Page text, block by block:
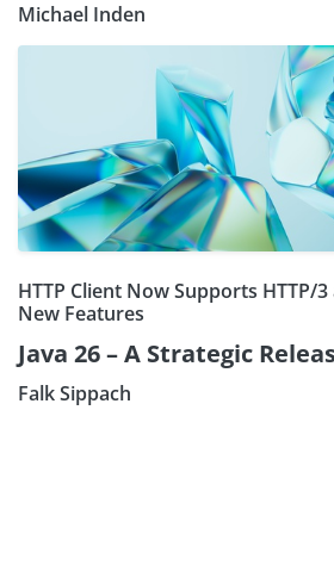
Michael Inden
HTTP Client Now Supports HTTP/
New Features
Java 26 – A Strategic
Falk Sippach